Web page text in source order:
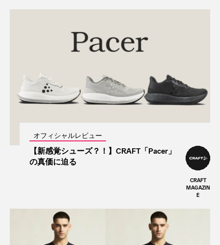
オフィシャルレビュー
【新感覚シューズ？！】CRAFT「Pacer」
の真価に迫る
CRAFT
MAGAZIN
E